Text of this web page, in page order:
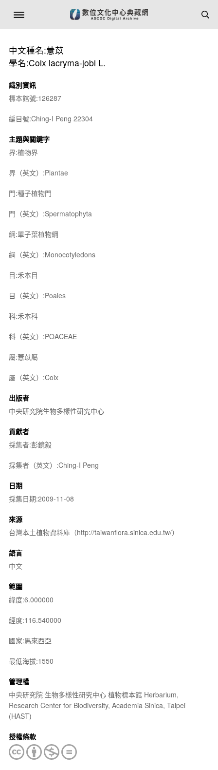
中文種名:薏苡
學名:Coix lacryma-jobi L.
識別資訊
標本館號:126287
編目號:Ching-I Peng 22304
主題與關鍵字
界:植物界
界（英文）:Plantae
門:種子植物門
門（英文）:Spermatophyta
綱:單子葉植物綱
綱（英文）:Monocotyledons
目:禾本目
目（英文）:Poales
科:禾本科
科（英文）:POACEAE
屬:薏苡屬
屬（英文）:Coix
出版者
中央研究院生物多樣性研究中心
貢獻者
採集者:彭鏡毅
採集者（英文）:Ching-I Peng
日期
採集日期:2009-11-08
來源
台灣本土植物資料庫（http://taiwanflora.sinica.edu.tw/）
語言
中文
範圍
緯度:6.000000
經度:116.540000
國家:馬來西亞
最低海拔:1550
管理權
中央研究院 生物多樣性研究中心 植物標本館 Herbarium,
Research Center for Biodiversity, Academia Sinica, Taipei
(HAST)
授權條款